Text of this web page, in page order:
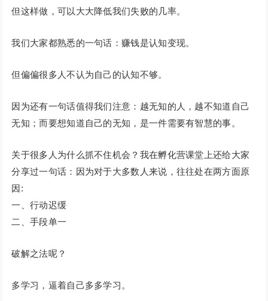
但这样做，可以大大降低我们失败的几率。
我们大家都熟悉的一句话：赚钱是认知变现。
但偏偏很多人不认为自己的认知不够。
因为还有一句话值得我们注意：越无知的人，越不知道自己
无知；而要想知道自己的无知，是一件需要有智慧的事。
关于很多人为什么抓不住机会？我在孵化营课堂上还给大家
分享过一句话：因为对于大多数人来说，往往处在两方面原
因:
一、行动迟缓
二、手段单一
破解之法呢？
多学习，逼着自己多多学习。